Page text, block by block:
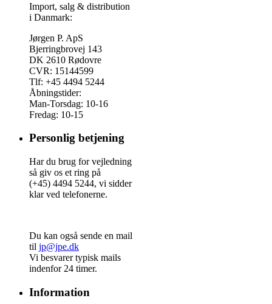
Import, salg & distribution
i Danmark:
Jørgen P. ApS
Bjerringbrovej 143
DK 2610 Rødovre
CVR: 15144599
Tlf: +45 4494 5244
Åbningstider:
Man-Torsdag: 10-16
Fredag: 10-15
Personlig betjening
Har du brug for vejledning
så giv os et ring på
(+45) 4494 5244, vi sidder
klar ved telefonerne.
Du kan også sende en mail
til jp@jpe.dk
Vi besvarer typisk mails
indenfor 24 timer.
Information